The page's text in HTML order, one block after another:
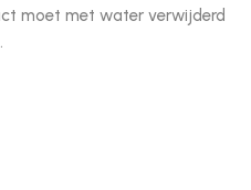
moet met water verwijderd